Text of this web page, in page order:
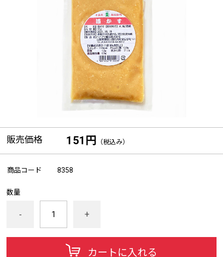
販売価格 151円 （税込み）
商品コード 8358
数量
- +
カートに入れる